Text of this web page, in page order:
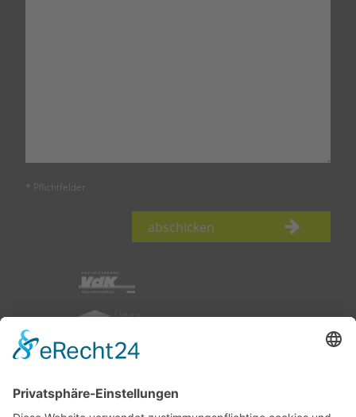
* Pflichtfelder
abschicken